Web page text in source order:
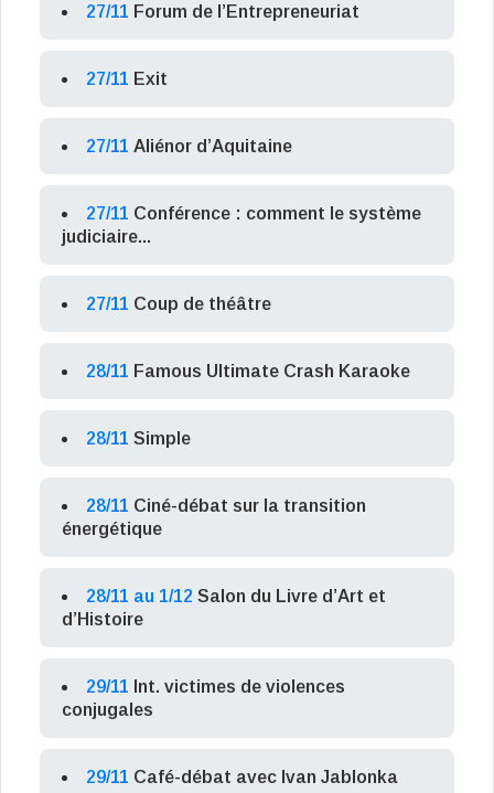
27/11 Forum de l’Entrepreneuriat
27/11 Exit
27/11 Aliénor d’Aquitaine
27/11 Conférence : comment le système
judiciaire...
27/11 Coup de théâtre
28/11 Famous Ultimate Crash Karaoke
28/11 Simple
28/11 Ciné-débat sur la transition
énergétique
28/11 au 1/12 Salon du Livre d’Art et
d’Histoire
29/11 Int. victimes de violences
conjugales
29/11 Café-débat avec Ivan Jablonka